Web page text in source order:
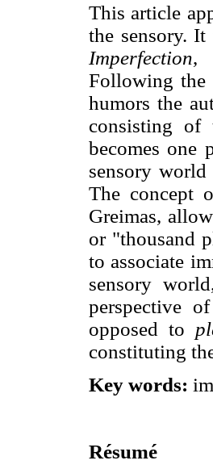
This article
the sensory.
Imperfection,
Following the
humors the
consisting of
becomes one
sensory
The concept
Greimas,
or "thousand
to associate
sensory
perspective
opposed to
constituting
Key words:
Résumé